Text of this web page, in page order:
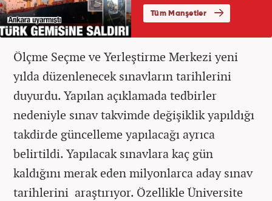
Ölçme Seçme ve Yerleştirme Merkezi yeni
yılda düzenlenecek sınavların tarihlerini
duyurdu. Yapılan açıklamada tedbirler
nedeniyle sınav takvimde değişiklik yapıldığı
takdirde güncelleme yapılacağı ayrıca
belirtildi. Yapılacak sınavlara kaç gün
kaldığını merak eden milyonlarca aday sınav
tarihlerini araştırıyor. Özellikle Üniversite